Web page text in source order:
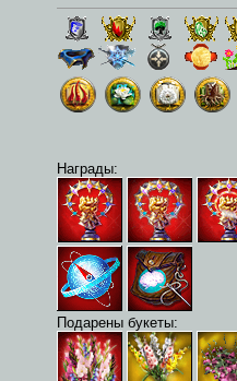
Награды:
Подарены букеты: